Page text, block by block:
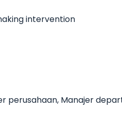
intervention
perusahaan, Manajer